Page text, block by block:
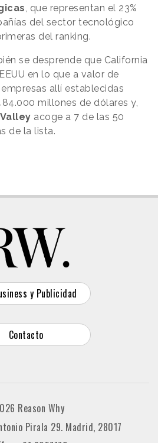
, que representan el 23%
del sector tecnológico
del ranking.
se desprende que California
en lo que a valor de
allí establecidas
millones de dólares y,
acoge a 7 de las 50
de la lista.
y Publicidad
Contacto
Reason Why
Pirala 29. Madrid, 28017